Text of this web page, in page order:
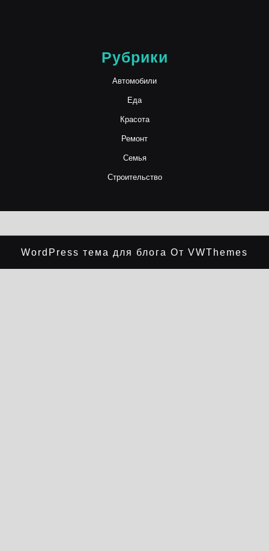
Рубрики
Автомобили
Еда
Красота
Ремонт
Семья
Строительство
WordPress тема для блога От VWThemes